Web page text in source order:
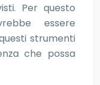
Per questo
essere
strumenti
che possa